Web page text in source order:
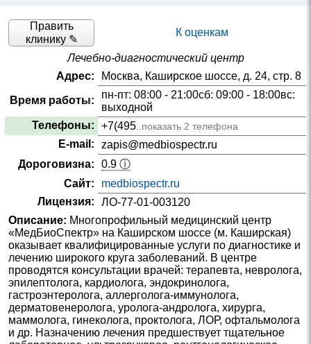
Править
клинику ✎
К оценкам
Лечебно-диагностический центр
Адрес:
Москва, Каширское шоссе, д. 24, стр. 8
Время работы:
пн-пт: 08:00 - 21:00сб: 09:00 - 18:00вс:
выходной
Телефоны:
+7(495..показать 2 телефона
E-mail:
zapis@medbiospectr.ru
Дороговизна:
0.9 ⓘ
Сайт:
medbiospectr.ru
Лицензия:
ЛО-77-01-003120
Описание: Многопрофильный медицинский центр
«МедБиоСпектр» на Каширском шоссе (м. Каширская)
оказывает квалифицированные услуги по диагностике и
лечению широкого круга заболеваний. В центре
проводятся консультации врачей: терапевта, невролога,
эпилептолога, кардиолога, эндокринолога,
гастроэнтеролога, аллерголога-иммунолога,
дерматовенеролога, уролога-андролога, хирурга,
маммолога, гинеколога, проктолога, ЛОР, офтальмолога
и др. Назначению лечения предшествует тщательное